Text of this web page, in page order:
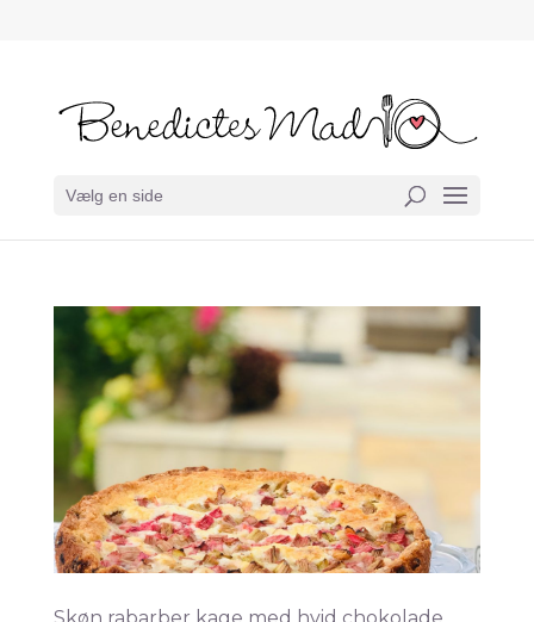
Vælg en side